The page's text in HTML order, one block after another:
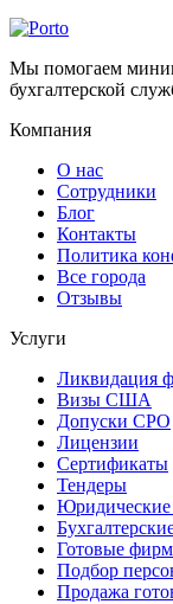
Мы помогаем
бухгалтерской
Компания
О нас
Сотрудники
Блог
Контакты
Политика
Все города
Отзывы
Услуги
Ликвидация
Визы США
Допуски СРО
Лицензии
Сертификаты
Тендеры
Юридические
Готовые
Подбор
Продажа